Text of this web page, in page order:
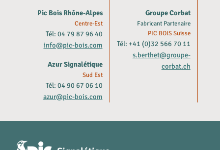
Pic Bois Rhône-Alpes
Centre-Est
Tél: 04 79 87 96 40
info@pic-bois.com
Azur Signalétique
Sud Est
Tél: 04 90 67 06 10
azur@pic-bois.com
Groupe Corbat
Fabricant Partenaire
PIC BOIS Suisse
Tél: +41 (0)32 566 70 11
s.berthet@groupe-
corbat.ch